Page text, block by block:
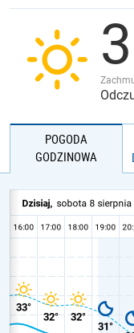
JAKOŚĆ POWIETRZA
POGODA
GODZINOWA